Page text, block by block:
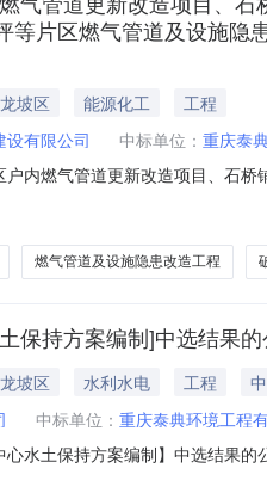
等片区燃气管道及设施
坡区 能源化工
工程
有限公司 中标单位： 重庆泰
户内燃气管道更新改造项目、石
选结果相关事项公告如下：项
改造工程、毛线沟、黄桷坪
燃气管道及设施隐患改造工程
保持方案编制]中选结果
坡区 水利水电 工程
中标单位： 重庆泰典环境工程
心水土保持方案编制】中选结果